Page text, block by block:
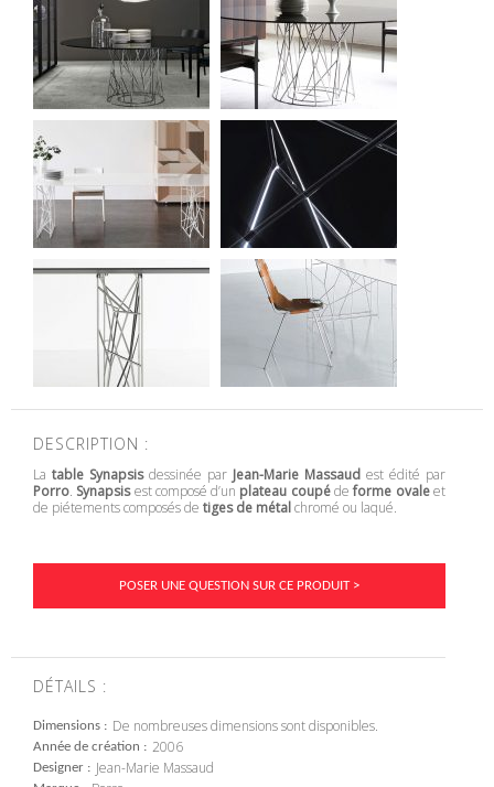
DESCRIPTION :
La table Synapsisdessinée par Jean-Marie Massaudest édité par
Porro. Synapsisest composé d’un plateau coupédeforme ovaleet
de piétements composés de tiges de métalchromé ou laqué.
POSER UNE QUESTION SUR CE PRODUIT >
DÉTAILS :
Dimensions De nombreuses dimensions sont disponibles.
Année de création 2006
Designer Jean-Marie Massaud